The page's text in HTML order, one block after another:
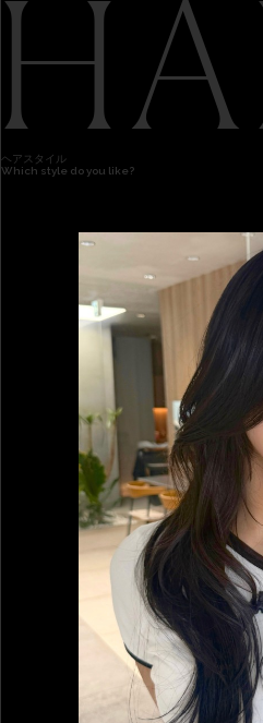
ヘアスタイル
Which style do you like?